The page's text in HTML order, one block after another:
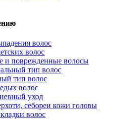
волос
волос
и поврежденные волосы
тип волос
тип волос
волос
уход
себореи кожи головы
волос